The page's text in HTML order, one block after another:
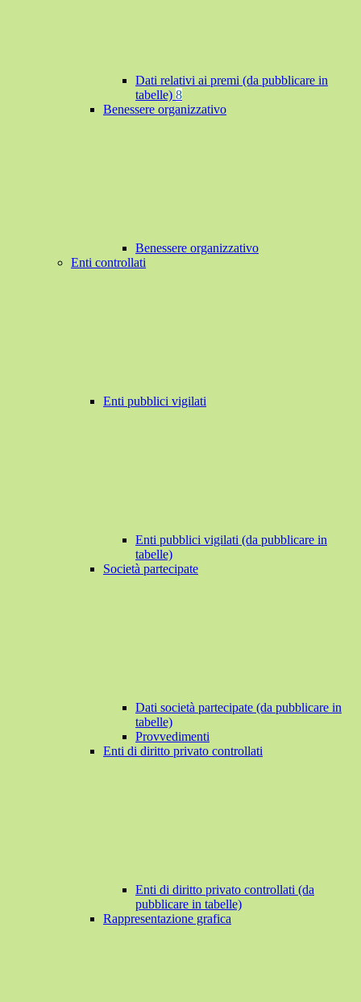
Dati relativi ai premi (da pubblicare in
tabelle) 8
Benessere organizzativo
Benessere organizzativo
Enti controllati
Enti pubblici vigilati
Enti pubblici vigilati (da pubblicare in
tabelle)
Società partecipate
Dati società partecipate (da pubblicare in
tabelle)
Provvedimenti
Enti di diritto privato controllati
Enti di diritto privato controllati (da
pubblicare in tabelle)
Rappresentazione grafica